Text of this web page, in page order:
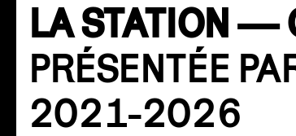
LA STATION —
PRÉSENTÉE
2021-2026